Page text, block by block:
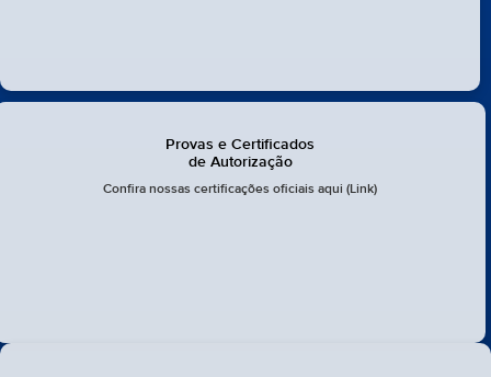
Provas e Certificados
de Autorização
Confira nossas certificações oficiais aqui (Link)